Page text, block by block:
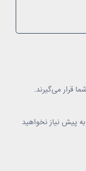
قرار می‌گیرند.
پیش نیاز نخواهید